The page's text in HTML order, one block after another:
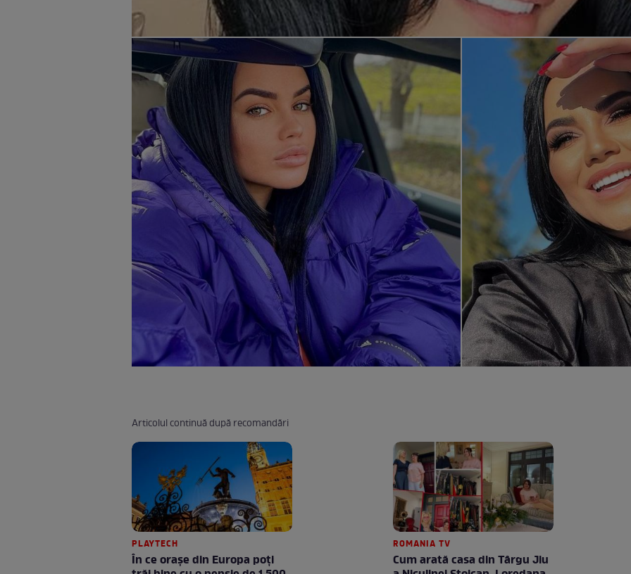
Articolul continuă după recomandări
PLAYTECH
În ce orașe din Europa poți
ROMANIA TV
Cum arată casa din Târgu Jiu